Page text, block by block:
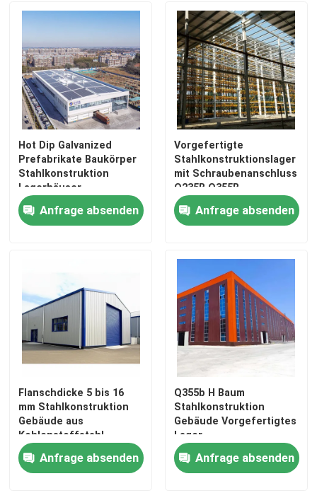
Zu Hause
Produkte
Hot Dip Galvanized
Prefabrikate Baukörper
Stahlkonstruktion
Lagerhäuser
Anfrage absenden
Vorgefertigte
Stahlkonstruktionslager
mit Schraubenanschluss
Q235B Q355B
Anfrage absenden
Flanschdicke 5 bis 16
mm Stahlkonstruktion
Gebäude aus
Kohlenstoffstahl
Rohstoff gebaut mit
Schiebetür oder Rolltür
Anfrage absenden
Q355b H Baum
Stahlkonstruktion
Gebäude Vorgefertigtes
Lager
Anfrage absenden